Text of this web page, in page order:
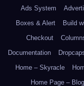
Ads System
Boxes & Alert
Build
Checkout
Documentation
Home – Skyracle
Home Page –